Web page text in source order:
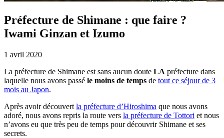
Préfecture de Shimane : que faire ?
Iwami Ginzan et Izumo
1 avril 2020
La préfecture de Shimane est sans aucun doute LA préfecture dans
laquelle nous avons passé le moins de temps de tout ce séjour de 3
mois au Japon.
Après avoir découvert la préfecture d’Hiroshima que nous avons
adoré, nous avons repris la route vers la préfecture de Tottori et nous
n’avons eu que très peu de temps pour découvrir Shimane et ses
secrets.